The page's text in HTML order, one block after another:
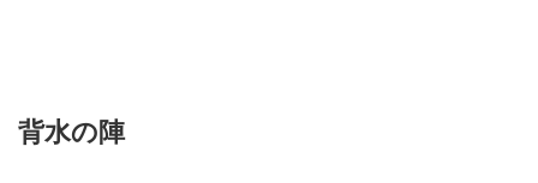
背水の陣